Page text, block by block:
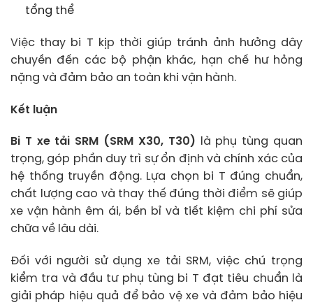
tổng thể
Việc thay bi T kịp thời giúp tránh ảnh hưởng dây
chuyền đến các bộ phận khác, hạn chế hư hỏng
nặng và đảm bảo an toàn khi vận hành.
Kết luận
Bi T xe tải SRM (SRM X30, T30) là phụ tùng quan
trọng, góp phần duy trì sự ổn định và chính xác của
hệ thống truyền động. Lựa chọn bi T đúng chuẩn,
chất lượng cao và thay thế đúng thời điểm sẽ giúp
xe vận hành êm ái, bền bỉ và tiết kiệm chi phí sửa
chữa về lâu dài.
Đối với người sử dụng xe tải SRM, việc chú trọng
kiểm tra và đầu tư phụ tùng bi T đạt tiêu chuẩn là
giải pháp hiệu quả để bảo vệ xe và đảm bảo hiệu